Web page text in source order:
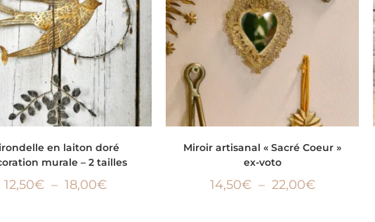
en laiton doré
murale – 2 tailles
12,50€ – 18,00€
Miroir artisanal « Sacré Coeur »
ex-voto
14,50€ – 22,00€